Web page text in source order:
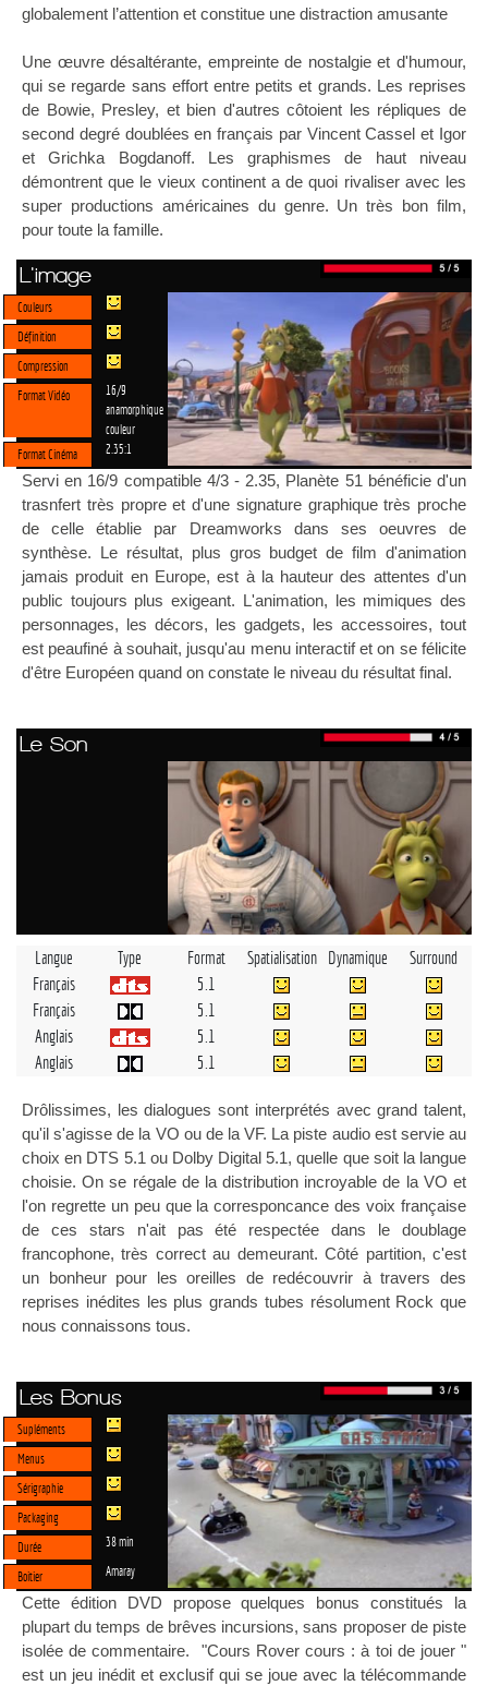
globalement l’attention et constitue une distraction amusante
Une œuvre désaltérante, empreinte de nostalgie et d'humour,
qui se regarde sans effort entre petits et grands. Les reprises
de Bowie, Presley, et bien d'autres côtoient les répliques de
second degré doublées en français par Vincent Cassel et Igor
et Grichka Bogdanoff. Les graphismes de haut niveau
démontrent que le vieux continent a de quoi rivaliser avec les
super productions américaines du genre. Un très bon film,
pour toute la famille.
L'image
Couleurs
Définition
Compression
Format Vidéo
16/9
anamorphique
couleur
Format Cinéma
2.35:1
Servi en 16/9 compatible 4/3 - 2.35, Planète 51 bénéficie d'un
trasnfert très propre et d'une signature graphique très proche
de celle établie par Dreamworks dans ses oeuvres de
synthèse. Le résultat, plus gros budget de film d'animation
jamais produit en Europe, est à la hauteur des attentes d'un
public toujours plus exigeant. L'animation, les mimiques des
personnages, les décors, les gadgets, les accessoires, tout
est peaufiné à souhait, jusqu'au menu interactif et on se félicite
d'être Européen quand on constate le niveau du résultat final.
Le Son
Langue Type Format Spatialisation Dynamique
Surround
Français
5.1
Français
5.1
Anglais
5.1
Anglais
5.1
Drôlissimes, les dialogues sont interprétés avec grand talent,
qu'il s'agisse de la VO ou de la VF. La piste audio est servie au
choix en DTS 5.1 ou Dolby Digital 5.1, quelle que soit la langue
choisie. On se régale de la distribution incroyable de la VO et
l'on regrette un peu que la corresponcance des voix française
de ces stars n'ait pas été respectée dans le doublage
francophone, très correct au demeurant. Côté partition, c'est
un bonheur pour les oreilles de redécouvrir à travers des
reprises inédites les plus grands tubes résolument Rock que
nous connaissons tous.
Les Bonus
Supléments
Menus
Sérigraphie
Packaging
Durée
38 min
Boitier Amaray
Cette édition DVD propose quelques bonus constitués la
plupart du temps de brêves incursions, sans proposer de piste
isolée de commentaire. "Cours Rover cours : à toi de jouer "
est un jeu inédit et exclusif qui se joue avec la télécommande